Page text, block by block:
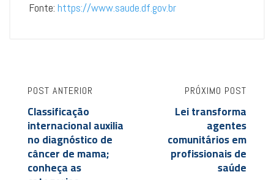
Fonte: https://www.saude.df.gov.br
POST ANTERIOR
Classificação
internacional auxilia
no diagnóstico de
câncer de mama;
conheça as
PRÓXIMO POST
Lei transforma
agentes
comunitários em
profissionais de
saúde